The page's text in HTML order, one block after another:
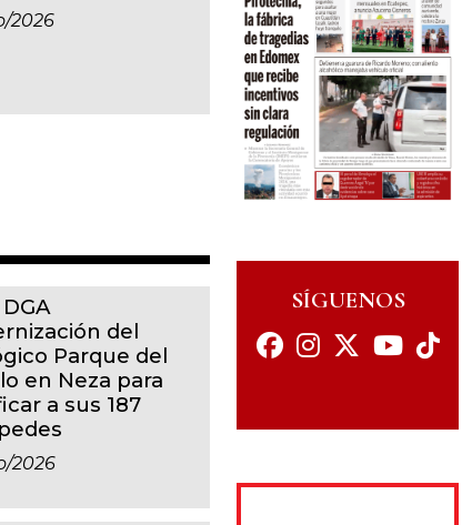
2026
del
Parque del
en Neza para
a sus 187
2026
SÍGUENOS